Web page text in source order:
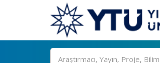
Ara